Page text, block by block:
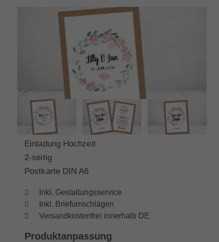
Einladung Hochzeit
2-seitig
Postkarte DIN A6
Inkl. Gestaltungsservice
Inkl. Briefumschlägen
Versandkostenfrei innerhalb DE
Produktanpassung